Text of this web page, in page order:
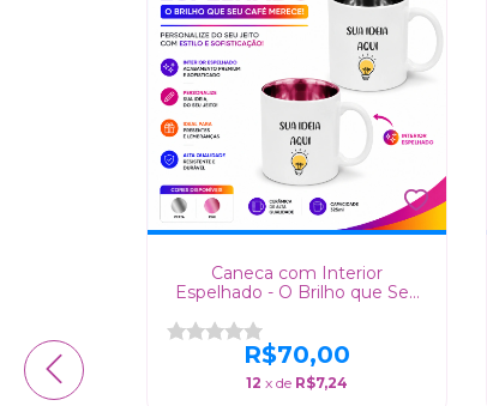
Caneca com Interior
Espelhado - O Brilho que Seu
R$70,00
12 x de R$7,24